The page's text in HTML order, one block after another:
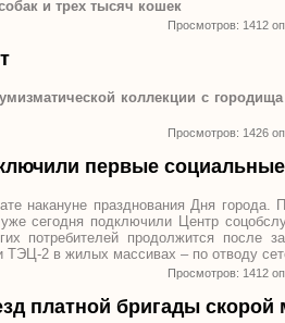
и трех тысяч кошек
Просмотров: 1412
коллекции с
Просмотров: 1426
первые
накануне празднования Дня
сегодня подключили Центр
потребителей продолжится после
ТЭЦ-2 в жилых массивах – по отводу
Просмотров: 1412
платной бригады